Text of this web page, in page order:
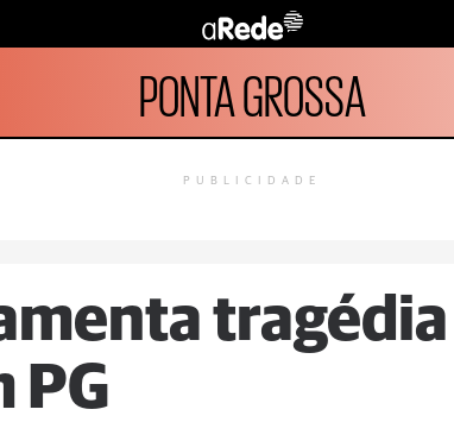
PONTA GROSSA
PUBLICIDADE
tragédia
PG